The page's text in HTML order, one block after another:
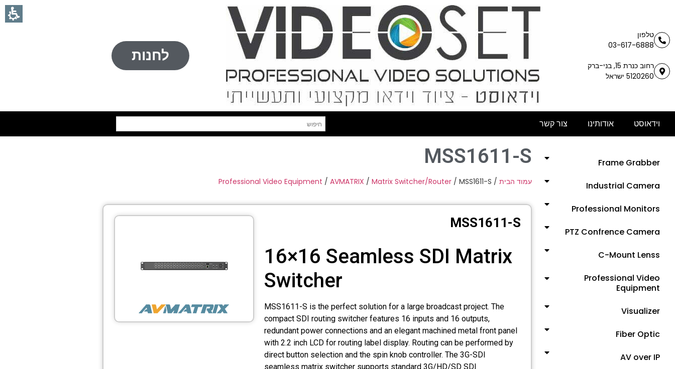
טלפון
03-617-6888
רחוב כנרת 15, בני-ברק
5120260 ישראל
לחנות
וידאוסט אודותינו צור קשר
Frame Grabber
Industrial Camera
Professional Monitors
PTZ Confrence Camera
C-Mount Lenss
Professional Video
Equipment
Visualizer
Fiber Optic
AV over IP
MSS1611-S
עמוד הבית /
Professional Video Equipment / AVMATRIX / Matrix Switcher/Router / MSS1611-S
MSS1611-S
16×16 Seamless SDI Matrix
Switcher
MSS1611-S is the perfect solution for a large broadcast project. The
compact SDI routing switcher features 16 inputs and 16 outputs,
redundant power connections and an elegant machined metal front panel
with 2.2 inch LCD for routing label display. Routing can be performed by
direct button selection and the spin knob controller. The 3G-SDI
seamless matrix switcher supports standard 3G/HD/SD SDI